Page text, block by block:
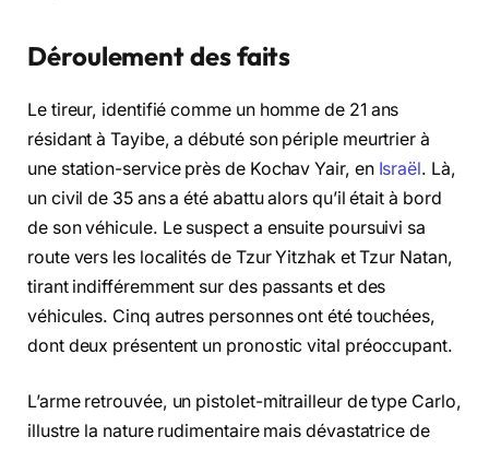
Déroulement des faits
Le tireur, identifié comme un homme de 21 ans
résidant à Tayibe, a débuté son périple meurtrier à
une station-service près de Kochav Yair, en Israël. Là,
un civil de 35 ans a été abattu alors qu’il était à bord
de son véhicule. Le suspect a ensuite poursuivi sa
route vers les localités de Tzur Yitzhak et Tzur Natan,
tirant indifféremment sur des passants et des
véhicules. Cinq autres personnes ont été touchées,
dont deux présentent un pronostic vital préoccupant.
L’arme retrouvée, un pistolet-mitrailleur de type Carlo,
illustre la nature rudimentaire mais dévastatrice de